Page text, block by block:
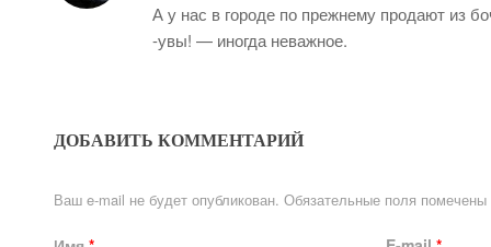
А у нас в городе по прежнему продают из
-увы! — иногда неважное.
ДОБАВИТЬ КОММЕНТАРИЙ
Ваш e-mail не будет опубликован. Обязательные поля помечены